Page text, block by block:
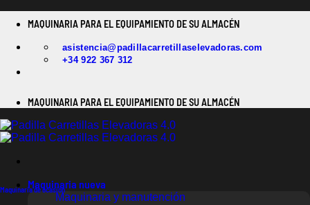
MAQUINARIA PARA EL EQUIPAMIENTO DE SU ALMACÉN
asistencia@padillacarretillaselevadoras.com
+34 922 367 312
MAQUINARIA PARA EL EQUIPAMIENTO DE SU ALMACÉN
Maquinaria nueva
Maquinaria y manutención
Maquinaria de ocasión